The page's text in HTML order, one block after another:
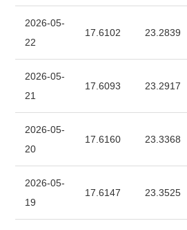
2026-05-
22
17.6102 23.2839
2026-05-
21
17.6093 23.2917
2026-05-
20
17.6160 23.3368
2026-05-
19
17.6147 23.3525